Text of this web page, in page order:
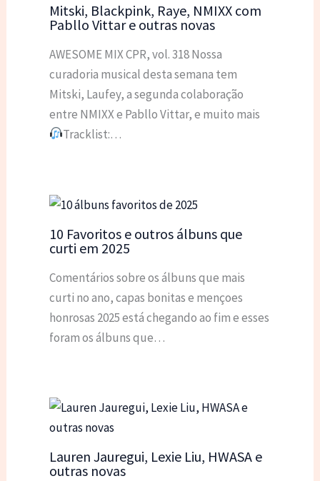
Mitski, Blackpink, Raye, NMIXX com
Pabllo Vittar e outras novas
AWESOME MIX CPR, vol. 318 Nossa
curadoria musical desta semana tem
Mitski, Laufey, a segunda colaboração
entre NMIXX e Pabllo Vittar, e muito mais
Tracklist:…
10 Favoritos e outros álbuns que
curti em 2025
Comentários sobre os álbuns que mais
curti no ano, capas bonitas e mençoes
honrosas 2025 está chegando ao fim e esses
foram os álbuns que…
Lauren Jauregui, Lexie Liu, HWASA e
outras novas